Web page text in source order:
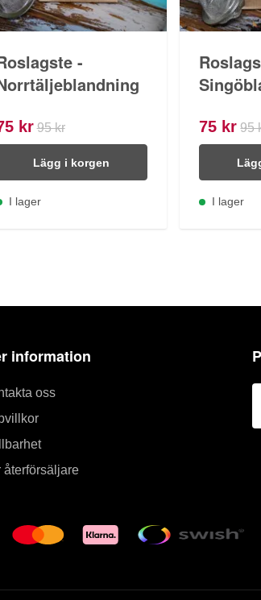
-
kr 95 kr
Lägg i korgen
I lager
75 kr 95
I lager
information
oss
återförsäljare